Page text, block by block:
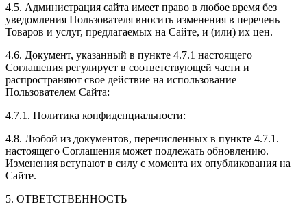
4.5. Администрация сайта имеет право в любое время без
уведомления Пользователя вносить изменения в перечень
Товаров и услуг, предлагаемых на Сайте, и (или) их цен.
4.6. Документ, указанный в пункте 4.7.1 настоящего
Соглашения регулирует в соответствующей части и
распространяют свое действие на использование
Пользователем Сайта:
4.7.1. Политика конфиденциальности:
4.8. Любой из документов, перечисленных в пункте 4.7.1.
настоящего Соглашения может подлежать обновлению.
Изменения вступают в силу с момента их опубликования на
Сайте.
5. ОТВЕТСТВЕННОСТЬ